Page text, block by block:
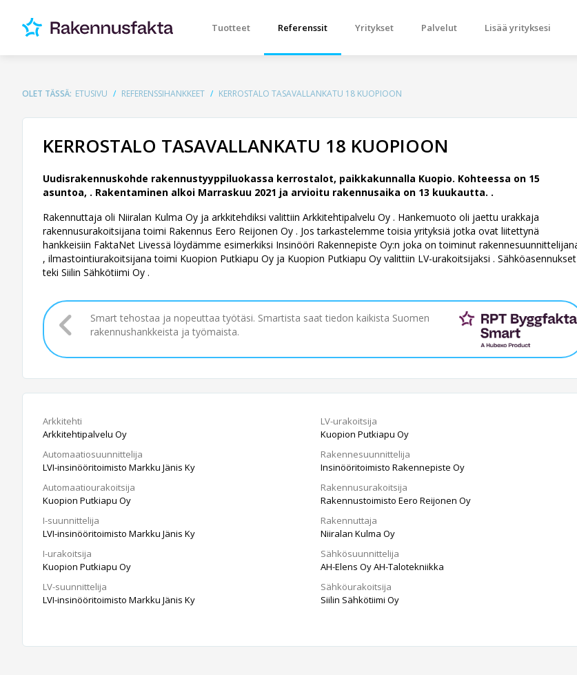
Tuotteet Referenssit Yritykset Palvelut Lisää yrityksesi
OLET TÄSSÄ: ETUSIVU REFERENSSIHANKKEET KERROSTALO TASAVALLANKATU 18 KUOPIOON
KERROSTALO TASAVALLANKATU 18 KUOPIOON
Uudisrakennuskohde rakennustyyppiluokassa kerrostalot, paikkakunnalla Kuopio. Kohteessa on 15
asuntoa, . Rakentaminen alkoi Marraskuu 2021 ja arvioitu rakennusaika on 13 kuukautta. .
Rakennuttaja oli Niiralan Kulma Oy ja arkkitehdiksi valittiin Arkkitehtipalvelu Oy . Hankemuoto oli jaettu urakkaja
rakennusurakoitsijana toimi Rakennus Eero Reijonen Oy . Jos tarkastelemme toisia yrityksiä jotka ovat liitettynä
hankkeisiin FaktaNet Livessä löydämme esimerkiksi Insinööri Rakennepiste Oy:n joka on toiminut
, ilmastointiurakoitsijana toimi Kuopion Putkiapu Oy ja Kuopion Putkiapu Oy valittiin LV-urakoitsijaksi . Sähköasennukset
teki Siilin Sähkötiimi Oy .
Smart tehostaa ja nopeuttaa työtäsi. Smartista saat tiedon kaikista Suomen
rakennushankkeista ja työmaista.
Arkkitehti
Arkkitehtipalvelu Oy
Automaatiosuunnittelija
LVI-insinööritoimisto Markku Jänis Ky
Automaatiourakoitsija
Kuopion Putkiapu Oy
I-suunnittelija
LVI-insinööritoimisto Markku Jänis Ky
I-urakoitsija
Kuopion Putkiapu Oy
LV-suunnittelija
LVI-insinööritoimisto Markku Jänis Ky
LV-urakoitsija
Kuopion Putkiapu Oy
Rakennesuunnittelija
Insinööritoimisto Rakennepiste Oy
Rakennusurakoitsija
Rakennustoimisto Eero Reijonen Oy
Rakennuttaja
Niiralan Kulma Oy
Sähkösuunnittelija
AH-Elens Oy AH-Talotekniikka
Sähköurakoitsija
Siilin Sähkötiimi Oy